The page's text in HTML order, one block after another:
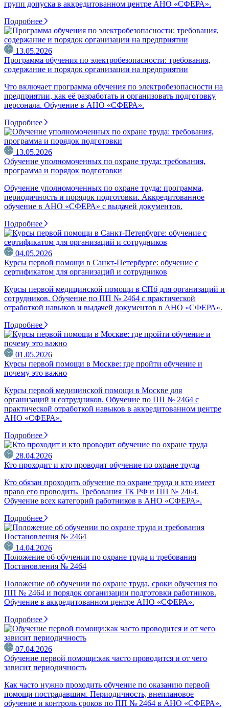
групп допуска в аккредитованном центре АНО «СФЕРА».
Подробнее
13.05.2026
Программа обучения по электробезопасности: требования,
содержание и порядок организации на предприятии
Что включает программа обучения по электробезопасности на
предприятии, как её разработать и организовать подготовку
персонала. Обучение в АНО «СФЕРА».
Подробнее
13.05.2026
Обучение уполномоченных по охране труда: требования,
программа и порядок подготовки
Обучение уполномоченных по охране труда: программа,
периодичность и порядок подготовки. Аккредитованное
обучение в АНО «СФЕРА» с выдачей документов.
Подробнее
04.05.2026
Курсы первой помощи в Санкт-Петербурге: обучение с
сертификатом для организаций и сотрудников
Курсы первой медицинской помощи в СПб для организаций и
сотрудников. Обучение по ПП № 2464 с практической
отработкой навыков и выдачей документов в АНО «СФЕРА».
Подробнее
01.05.2026
Курсы первой помощи в Москве: где пройти обучение и
почему это важно
Курсы первой медицинской помощи в Москве для
организаций и сотрудников. Обучение по ПП № 2464 с
практической отработкой навыков в аккредитованном центре
АНО «СФЕРА».
Подробнее
28.04.2026
Кто проходит и кто проводит обучение по охране труда
Кто обязан проходить обучение по охране труда и кто имеет
право его проводить. Требования ТК РФ и ПП № 2464.
Обучение всех категорий работников в АНО «СФЕРА».
Подробнее
14.04.2026
Положение об обучении по охране труда и требования
Постановления № 2464
Положение об обучении по охране труда, сроки обучения по
ПП № 2464 и порядок организации подготовки работников.
Обучение в аккредитованном центре АНО «СФЕРА».
Подробнее
07.04.2026
Обучение первой помощи:как часто проводится и от чего
зависит периодичность
Как часто нужно проходить обучение по оказанию первой
помощи пострадавшим. Периодичность, внеплановое
обучение и контроль сроков по ПП № 2464 в АНО «СФЕРА».